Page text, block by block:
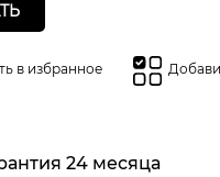
в избранное
24 месяца